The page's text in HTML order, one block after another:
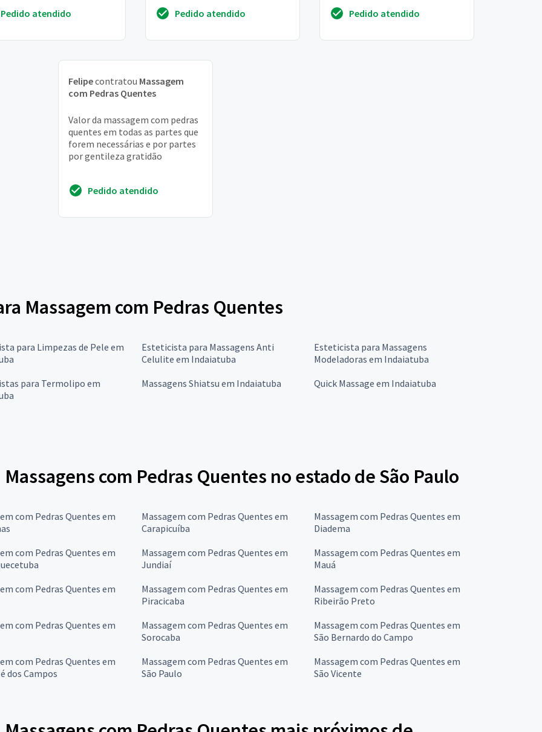
Pedido atendido
Pedido atendido
Pedido atendido
Felipecontratou Massagem
com Pedras Quentes
Valor da massagem com pedras
quentes em todas as partes que
forem necessárias e por partes
por gentileza gratidão
Pedido atendido
Massagem com Pedras Quentes
para Limpezas de Pele em
Esteticista para Massagens Anti
Celulite em Indaiatuba
Esteticista para Massagens
Modeladoras em Indaiatuba
para Termolipo em
Massagens Shiatsu em Indaiatuba Quick Massage em Indaiatuba
com Pedras Quentes no estado de São Paulo
com Pedras Quentes em
Massagem com Pedras Quentes em
Carapicuíba
Massagem com Pedras Quentes em
Diadema
com Pedras Quentes em
Massagem com Pedras Quentes em
Jundiaí
Massagem com Pedras Quentes em
Mauá
com Pedras Quentes em
Massagem com Pedras Quentes em
Piracicaba
Massagem com Pedras Quentes em
Ribeirão Preto
com Pedras Quentes em
Massagem com Pedras Quentes em
Sorocaba
Massagem com Pedras Quentes em
São Bernardo do Campo
com Pedras Quentes em
dos Campos
Massagem com Pedras Quentes em
São Paulo
Massagem com Pedras Quentes em
São Vicente